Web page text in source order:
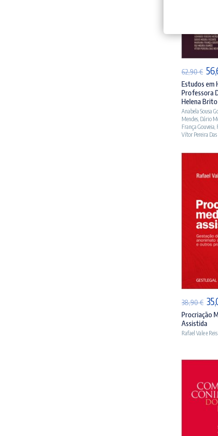
62,90€ O
Estudos em
Professora
Helena Brito
Anabela Sousa
Mendes, Dário
França Gouveia,
Vítor Pereira Das
38,90€ O
Procriação
Assistida
Rafael Vale e Reis